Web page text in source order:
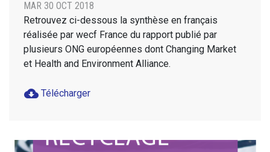
MAR 30 OCT 2018
Retrouvez ci-dessous la synthèse en français
réalisée par wecf France du rapport publié par
plusieurs ONG européennes dont Changing Market
et Health and Environment Alliance.
cloud_download Télécharger